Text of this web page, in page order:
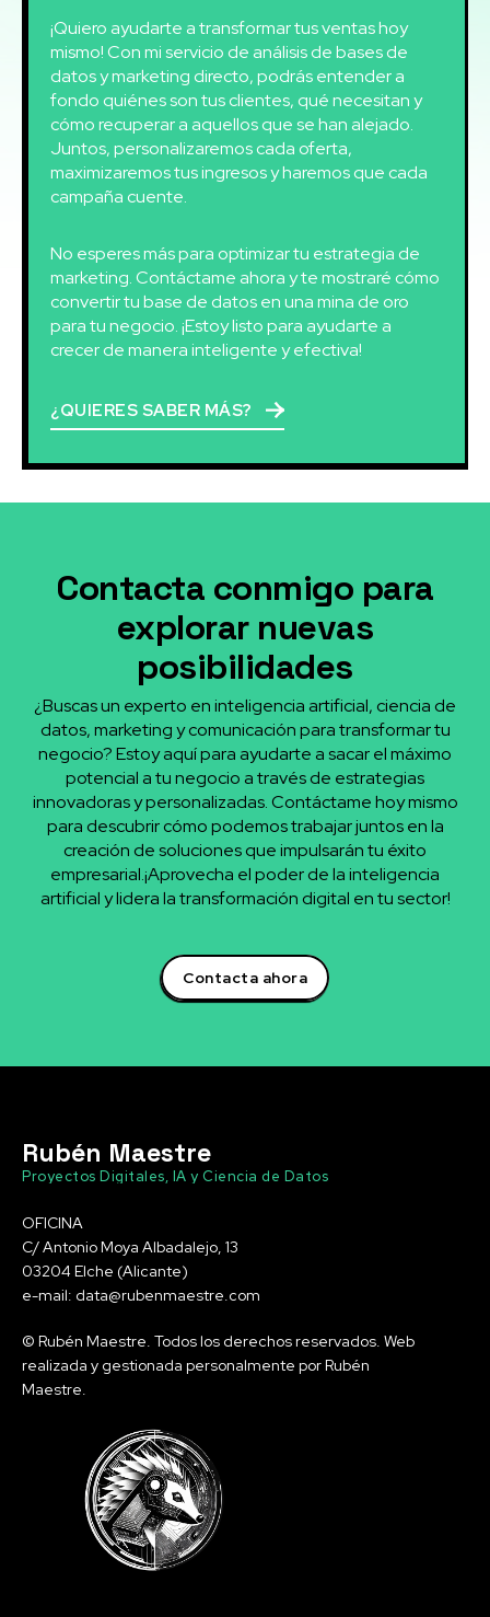
¡Quiero ayudarte a transformar tus ventas hoy
mismo! Con mi servicio de análisis de bases de
datos y marketing directo, podrás entender a
fondo quiénes son tus clientes, qué necesitan y
cómo recuperar a aquellos que se han alejado.
Juntos, personalizaremos cada oferta,
maximizaremos tus ingresos y haremos que cada
campaña cuente.
No esperes más para optimizar tu estrategia de
marketing. Contáctame ahora y te mostraré cómo
convertir tu base de datos en una mina de oro
para tu negocio. ¡Estoy listo para ayudarte a
crecer de manera inteligente y efectiva!
¿QUIERES SABER MÁS?
Contacta conmigo para
explorar nuevas
posibilidades
¿Buscas un experto en inteligencia artificial, ciencia de
datos, marketing y comunicación para transformar tu
negocio? Estoy aquí para ayudarte a sacar el máximo
potencial a tu negocio a través de estrategias
innovadoras y personalizadas. Contáctame hoy mismo
para descubrir cómo podemos trabajar juntos en la
creación de soluciones que impulsarán tu éxito
empresarial.¡Aprovecha el poder de la inteligencia
artificial y lidera la transformación digital en tu sector!
Contacta ahora
Rubén Maestre
Proyectos Digitales, IA y Ciencia de Datos
OFICINA
C/ Antonio Moya Albadalejo, 13
03204 Elche (Alicante)
e-mail: data@rubenmaestre.com
© Rubén Maestre. Todos los derechos reservados. Web
realizada y gestionada personalmente por Rubén
Maestre.